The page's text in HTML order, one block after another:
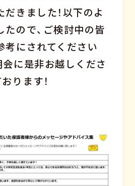
きました！以下のよ
たので、ご検討中の皆
考にされてください
会に是非お越しくださ
ります！